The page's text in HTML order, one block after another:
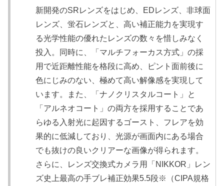
新開発のSRレンズをはじめ、EDレンズ、非球面
レンズ、蛍石レンズと、高い補正能力を実現す
る光学性能の優れたレンズの数々を惜しみなく
投入。同時に、「マルチフォーカス方式」の採
用で近距離性能を格段に高め、ピント面前後に
色にじみのない、極めて高い解像感を実現して
います。また、「ナノクリスタルコート」と
「アルネオコート」の両方を採用することであ
らゆる入射光に起因するゴースト、フレアを効
果的に低減しており、光源が画面内にある場合
でも抜けの良いクリアーな画像が得られます。
さらに、レンズ交換式カメラ用「NIKKOR」レン
ズ史上最高の手ブレ補正効果5.5段※（CIPA規格